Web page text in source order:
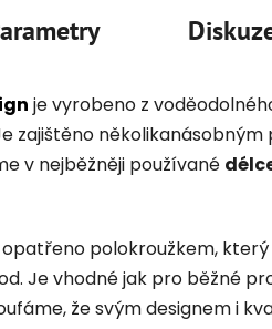
je vyrobeno z
zajištěno
v nejběžněji používané
polokroužkem,
Je vhodné jak pro běžné
že svým designem i